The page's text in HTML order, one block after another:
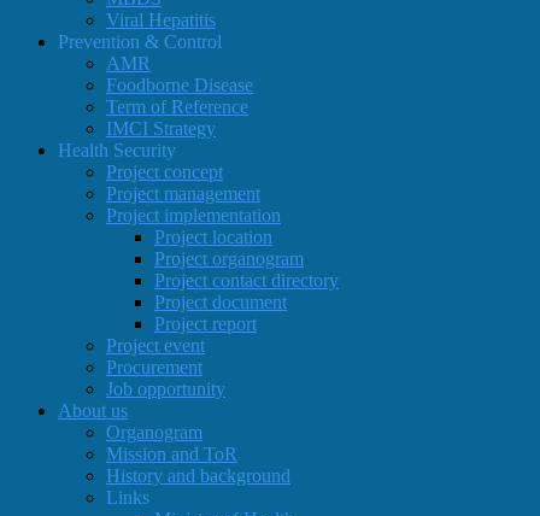
Viral Hepatitis
Prevention & Control
AMR
Foodborne Disease
Term of Reference
IMCI Strategy
Health Security
Project concept
Project management
Project implementation
Project location
Project organogram
Project contact directory
Project document
Project report
Project event
Procurement
Job opportunity
About us
Organogram
Mission and ToR
History and background
Links